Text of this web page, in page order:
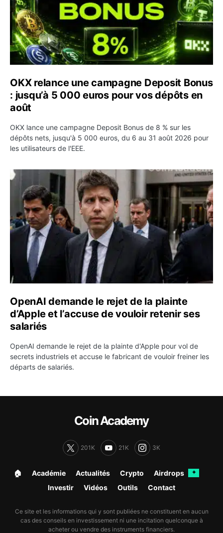
OKX relance une campagne Deposit Bonus
: jusqu’à 5 000 euros pour vos dépôts en
août
OKX lance une campagne Deposit Bonus de 8 % sur les
dépôts nets, jusqu'à 5 000 euros, du 6 au 31 août 2026 pour
les utilisateurs de l'EEE.
OpenAI demande le rejet de la plainte d’Apple et
OpenAI demande le rejet de la plainte
d’Apple et l’accuse de vouloir retenir ses
salariés
OpenAI demande le rejet de la plainte d'Apple pour vol de
secrets industriels et accuse le fabricant de vouloir freiner les
départs de salariés.
Coin Academy
201K 21K 3K
🏠︎ Académie Actualités Crypto Airdrops ✦
Investir Vidéos Outils Contact
Ce site et les informations qui y sont publiées ne constituent en aucun
cas des conseils en investissement ni une incitation quelconque à
acheter ou vendre des instruments financiers.